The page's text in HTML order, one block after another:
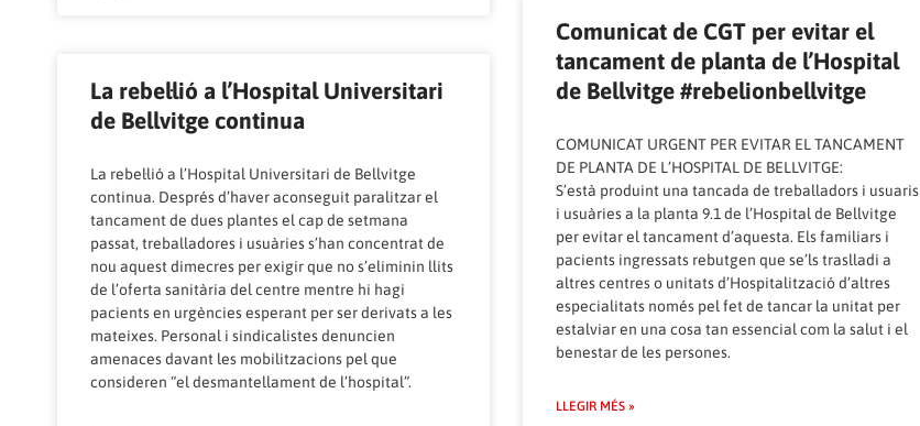
La rebel·lió a l’Hospital Universitari
de Bellvitge continua
La rebel·lió a l’Hospital Universitari de Bellvitge
continua. Després d’haver aconseguit paralitzar el
tancament de dues plantes el cap de setmana
passat, treballadores i usuàries s’han concentrat de
nou aquest dimecres per exigir que no s’eliminin llits
de l’oferta sanitària del centre mentre hi hagi
pacients en urgències esperant per ser derivats a les
mateixes. Personal i sindicalistes denuncien
amenaces davant les mobilitzacions pel que
consideren “el desmantellament de l’hospital”.
Comunicat de CGT per evitar el
tancament de planta de l’Hospital
de Bellvitge #rebelionbellvitge
COMUNICAT URGENT PER EVITAR EL TANCAMENT
DE PLANTA DE L’HOSPITAL DE BELLVITGE:
S’està produint una tancada de treballadors i usuaris
i usuàries a la planta 9.1 de l’Hospital de Bellvitge
per evitar el tancament d’aquesta. Els familiars i
pacients ingressats rebutgen que se’ls traslladi a
altres centres o unitats d’Hospitalització d’altres
especialitats només pel fet de tancar la unitat per
estalviar en una cosa tan essencial com la salut i el
benestar de les persones.
LLEGIR MÉS »